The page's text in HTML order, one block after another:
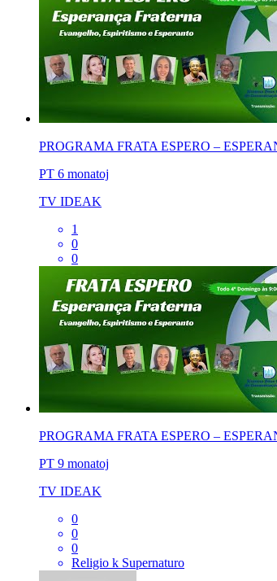
PROGRAMA FRATA ESPERO –
PT 6 monatoj
TV IDEAK
1
0
0
PROGRAMA FRATA ESPERO –
PT 9 monatoj
TV IDEAK
0
0
0
Religio k Supernaturo